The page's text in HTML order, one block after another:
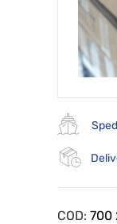
COD:700